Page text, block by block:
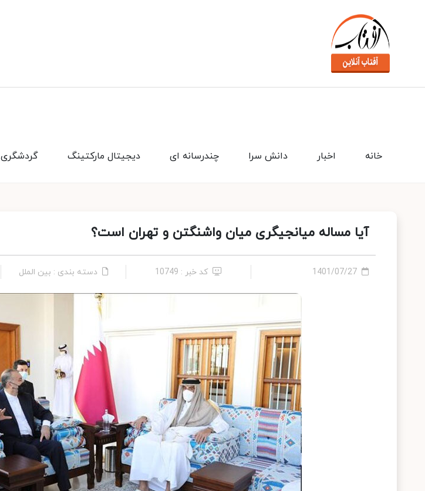
گردشگری دیجیتال مارکتینگ چندرسانه ای دانش سرا اخبار خانه
آیا مساله میانجیگری میان واشنگتن و تهران است؟
1401/07/27 کد خبر : 10749 دسته بندی : بین الملل